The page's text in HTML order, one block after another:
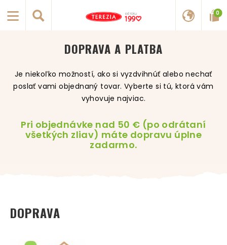
0
DOPRAVA A PLATBA
Je niekoľko možností, ako si vyzdvihnúť alebo nechať
poslať vami objednaný tovar. Vyberte si tú, ktorá vám
vyhovuje najviac.
Pri objednávke nad 50 € (po odrátaní
všetkých zliav) máte dopravu úplne
zadarmo.
DOPRAVA